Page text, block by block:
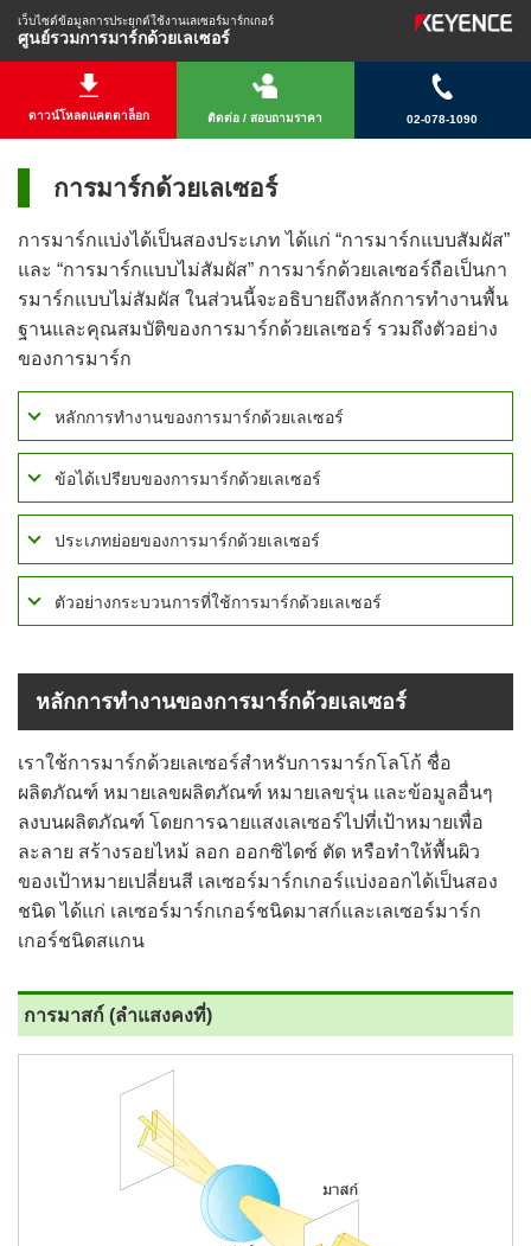
เว็บไซต์ข้อมูลการประยุกต์ใช้งานเลเซอร์มาร์กเกอร์
ศูนย์รวมการมาร์กด้วยเลเซอร์
ดาวน์โหลดแคตตาล็อก ติดต่อ / สอบถามราคา 02-078-1090
การมาร์กด้วยเลเซอร์
การมาร์กแบ่งได้เป็นสองประเภท ได้แก่ “การมาร์กแบบสัมผัส”
และ “การมาร์กแบบไม่สัมผัส” การมาร์กด้วยเลเซอร์ถือเป็นกา
รมาร์กแบบไม่สัมผัส ในส่วนนี้จะอธิบายถึงหลักการทำงานพื้น
ฐานและคุณสมบัติของการมาร์กด้วยเลเซอร์ รวมถึงตัวอย่าง
ของการมาร์ก
หลักการทำงานของการมาร์กด้วยเลเซอร์
ข้อได้เปรียบของการมาร์กด้วยเลเซอร์
ประเภทย่อยของการมาร์กด้วยเลเซอร์
ตัวอย่างกระบวนการที่ใช้การมาร์กด้วยเลเซอร์
หลักการทำงานของการมาร์กด้วยเลเซอร์
เราใช้การมาร์กด้วยเลเซอร์สำหรับการมาร์กโลโก้ ชื่อ
ผลิตภัณฑ์ หมายเลขผลิตภัณฑ์ หมายเลขรุ่น และข้อมูลอื่นๆ
ลงบนผลิตภัณฑ์ โดยการฉายแสงเลเซอร์ไปที่เป้าหมายเพื่อ
ละลาย สร้างรอยไหม้ ลอก ออกซิไดซ์ ตัด หรือทำให้พื้นผิว
ของเป้าหมายเปลี่ยนสี เลเซอร์มาร์กเกอร์แบ่งออกได้เป็นสอง
ชนิด ได้แก่ เลเซอร์มาร์กเกอร์ชนิดมาสก์และเลเซอร์มาร์ก
เกอร์ชนิดสแกน
การมาสก์ (ลำแสงคงที่)